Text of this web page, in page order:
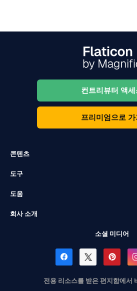
컨트리뷰터 액
프리미엄으로 가
콘텐츠
도구
도움
회사 소개
소셜 미디어
전용 리소스를 받은 편지함에서